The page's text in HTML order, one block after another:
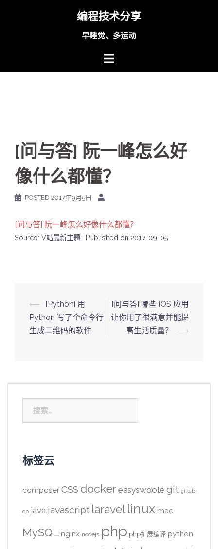
编程技术分享
早睡觉、多运动
[问与答] 阮一峰怎么好
像什么都懂？
POSTED 2017年9月5日
[问与答] 阮一峰怎么好像什么都懂？
Source: V站最新主题 Published on 2017-09-05
Post
navigation
⟵
[Python] 用
Python 写了个命令行
生成二维码的软件
[问与答] 哪些 iOS 应用
让你用了很满意并能提
高生活质量？
⟶
索：
标签云
composer CSS docker easyswoole git gitlab
go java javascript laravel linux mac
MySQL nginx nodejs php php扩展编译 python